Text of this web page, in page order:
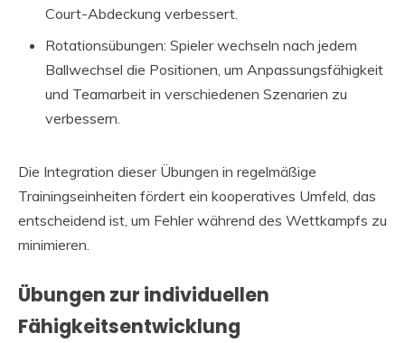
Court-Abdeckung verbessert.
Rotationsübungen: Spieler wechseln nach jedem
Ballwechsel die Positionen, um Anpassungsfähigkeit
und Teamarbeit in verschiedenen Szenarien zu
verbessern.
Die Integration dieser Übungen in regelmäßige
Trainingseinheiten fördert ein kooperatives Umfeld, das
entscheidend ist, um Fehler während des Wettkampfs zu
minimieren.
Übungen zur individuellen
Fähigkeitsentwicklung